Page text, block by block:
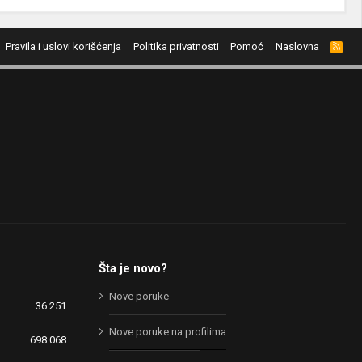
Pravila i uslovi korišćenja Politika privatnosti Pomoć Naslovna
R
S
S
36.251
698.068
Šta je novo?
Nove poruke
Nove poruke na profilima